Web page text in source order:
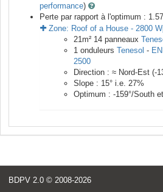
performance)
Perte par rapport à l'optimum : 1.57
Zone: Roof of a House - 2800
21m² 14 panneaux
1 onduleurs Tenesol -
2500
Direction : ≈ Nord-Est (-
Slope : 15° i.e. 27%
Optimum : -159°/South
BDPV 2.0 © 2008-2026